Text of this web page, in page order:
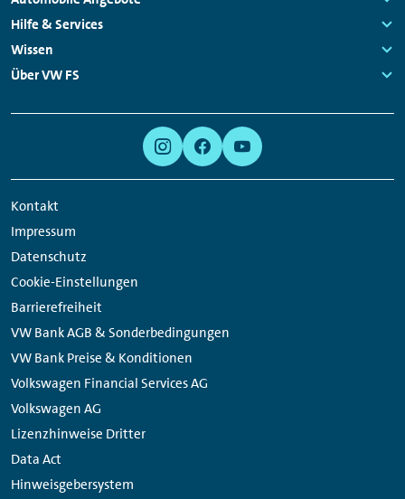
Navigation
Links:
Hilfe & Services
Links:
Wissen
Links:
Über VW FS
Kontakt
Impressum
Datenschutz
Cookie-Einstellungen
Barrierefreiheit
VW Bank AGB & Sonderbedingungen
VW Bank Preise & Konditionen
Volkswagen Financial Services AG
Volkswagen AG
Lizenzhinweise Dritter
Data Act
Hinweisgebersystem
Links